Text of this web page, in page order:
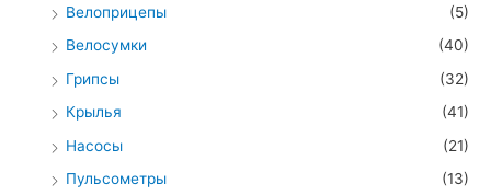
Велоприцепы
(5)
Велосумки
(40)
Грипсы
(32)
Крылья
(41)
Насосы
(21)
Пульсометры
(13)